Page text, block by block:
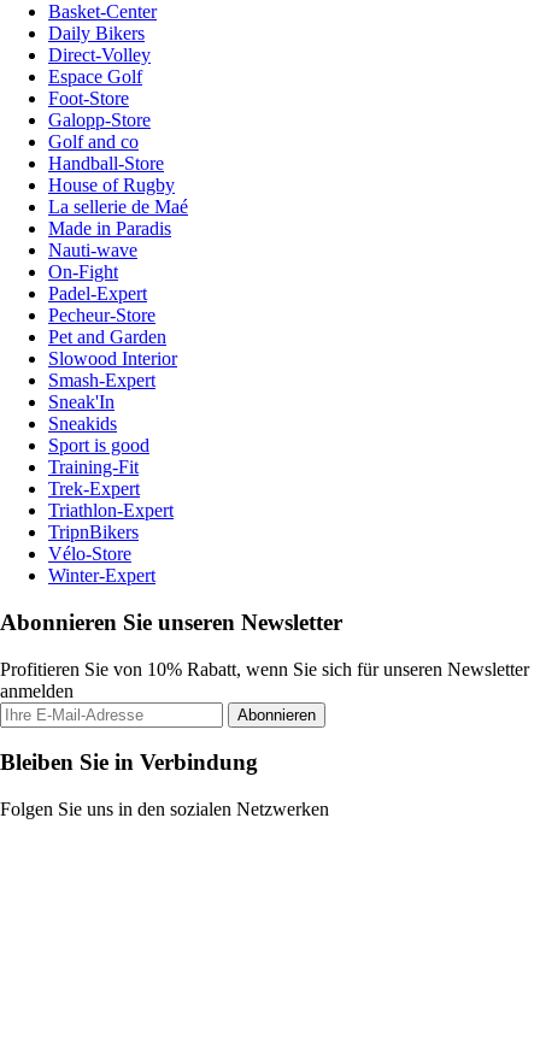
Basket-Center
Daily Bikers
Direct-Volley
Espace Golf
Foot-Store
Galopp-Store
Golf and co
Handball-Store
House of Rugby
La sellerie de Maé
Made in Paradis
Nauti-wave
On-Fight
Padel-Expert
Pecheur-Store
Pet and Garden
Slowood Interior
Smash-Expert
Sneak'In
Sneakids
Sport is good
Training-Fit
Trek-Expert
Triathlon-Expert
TripnBikers
Vélo-Store
Winter-Expert
Abonnieren Sie unseren Newsletter
Profitieren Sie von 10% Rabatt, wenn Sie sich für unseren Newsletter
anmelden
Abonnieren
Bleiben Sie in Verbindung
Folgen Sie uns in den sozialen Netzwerken